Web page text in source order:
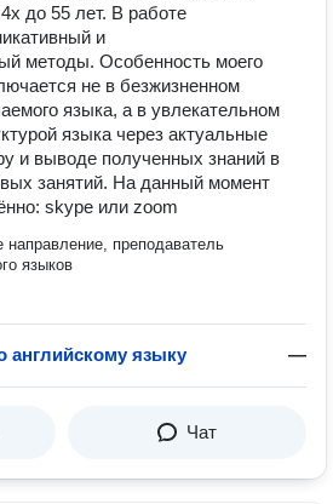
до 55 лет. В работе
и
методы. Особенность моего
не в безжизненном
языка, а в увлекательном
языка через актуальные
и выводе полученных знаний в
занятий. На данный момент
skype или zoom
направление, преподаватель
языков
английскому языку —
Чат